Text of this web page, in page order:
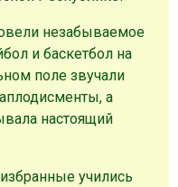
незабываемое
и баскетбол на
поле звучали
а
настоящий
учились